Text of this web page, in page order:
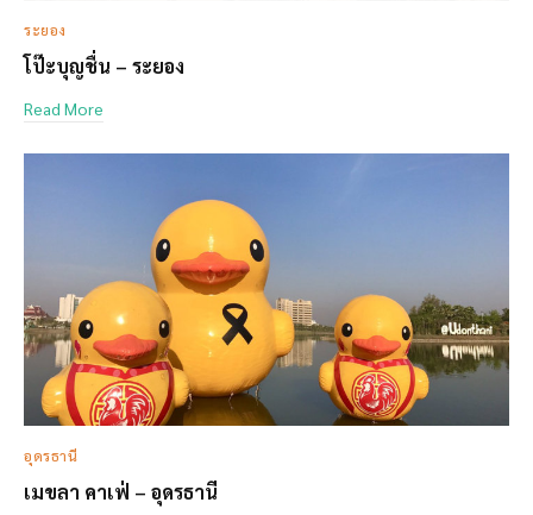
ระยอง
โป๊ะบุญชื่น – ระยอง
Read More
อุดรธานี
เมขลา คาเฟ่ – อุดรธานี